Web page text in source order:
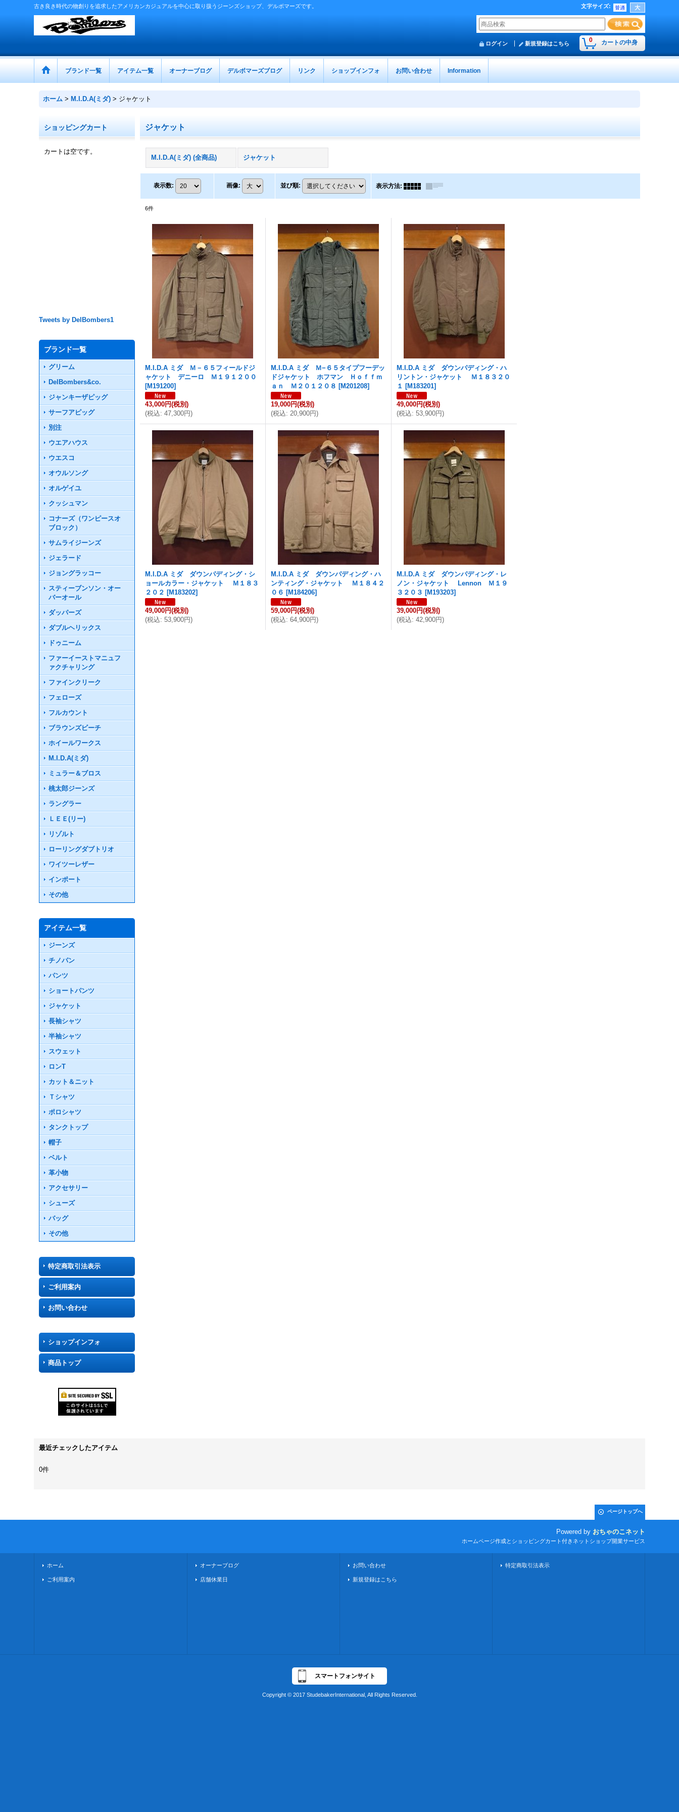
古き良き時代の物創りを追求したアメリカンカジュアルを中心に取り扱うジーンズショップ、デルボマーズです。 文字サイズ:
0 カートの中身
ログイン 新規登録はこちら
ブランド一覧 アイテム一覧 オーナーブログ デルボマーズブログ リンク ショップインフォ お問い合わせ Information
ホーム > M.I.D.A(ミダ) > ジャケット
ショッピングカート
カートは空です。
Tweets by DelBombers1
ブランド一覧
グリーム
DelBombers&co.
ジャンキーザピッグ
サーフアピッグ
別注
ウエアハウス
ウエスコ
オウルソング
オルゲイユ
クッシュマン
コナーズ（ワンピースオ
ブロック）
サムライジーンズ
ジェラード
ジョングラッコー
スティーブンソン・オー
バーオール
ダッパーズ
ダブルヘリックス
ドゥニーム
ファーイーストマニュフ
ァクチャリング
ファインクリーク
フェローズ
フルカウント
ブラウンズビーチ
ホイールワークス
M.I.D.A(ミダ)
ミュラー＆ブロス
桃太郎ジーンズ
ラングラー
ＬＥＥ(リー)
リゾルト
ローリングダブトリオ
ワイツーレザー
インポート
その他
アイテム一覧
ジーンズ
チノパン
パンツ
ショートパンツ
ジャケット
長袖シャツ
半袖シャツ
スウェット
ロンT
カット＆ニット
Ｔシャツ
ポロシャツ
タンクトップ
帽子
ベルト
革小物
アクセサリー
シューズ
バッグ
その他
特定商取引法表示
ご利用案内
お問い合わせ
ショップインフォ
商品トップ
ジャケット
M.I.D.A(ミダ) (全商品) ジャケット
表示数: 画像: 並び順: 表示方法:
6件
M.I.D.A ミダ Ｍ－６５フィールドジ
ャケット デニーロ Ｍ１９１２００
[M191200]
43,000円(税別)
(税込: 47,300円)
M.I.D.A ミダ Ｍ−６５タイプフーデッ
ドジャケット ホフマン Ｈｏｆｆｍ
ａｎ Ｍ２０１２０８ [M201208]
19,000円(税別)
(税込: 20,900円)
M.I.D.A ミダ ダウンパディング・ハ
リントン・ジャケット Ｍ１８３２０
１ [M183201]
49,000円(税別)
(税込: 53,900円)
M.I.D.A ミダ ダウンパディング・シ
ョールカラー・ジャケット Ｍ１８３
２０２ [M183202]
49,000円(税別)
(税込: 53,900円)
M.I.D.A ミダ ダウンパディング・ハ
ンティング・ジャケット Ｍ１８４２
０６ [M184206]
59,000円(税別)
(税込: 64,900円)
M.I.D.A ミダ ダウンパディング・レ
ノン・ジャケット Lennon Ｍ１９
３２０３ [M193203]
39,000円(税別)
(税込: 42,900円)
最近チェックしたアイテム
0件
ページトップへ
Powered by おちゃのこネット
ホームページ作成とショッピングカート付きネットショップ開業サービス
ホーム
ご利用案内
オーナーブログ
店舗休業日
お問い合わせ
新規登録はこちら
特定商取引法表示
スマートフォンサイト
Copyright © 2017 StudebakerInternational, All Rights Reserved.